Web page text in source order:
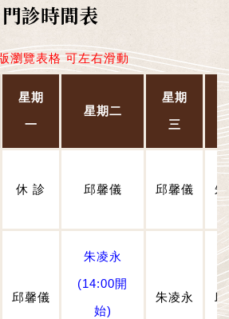
門診時間表
瀏覽表格 可左右滑動
星期
一
星期二
星期
三
休 診 邱馨儀 邱馨儀
邱馨儀
朱凌永
(14:00開
始)
朱凌永